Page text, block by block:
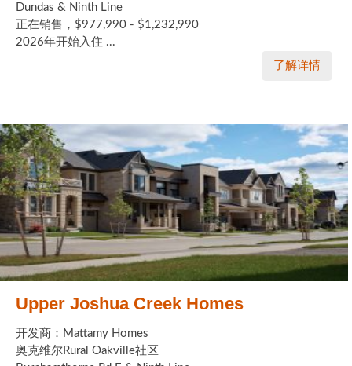
Dundas & Ninth Line
正在销售，$977,990 - $1,232,990
2026年开始入住 ...
了解详情
Upper Joshua Creek Homes
开发商：Mattamy Homes
奥克维尔Rural Oakville社区